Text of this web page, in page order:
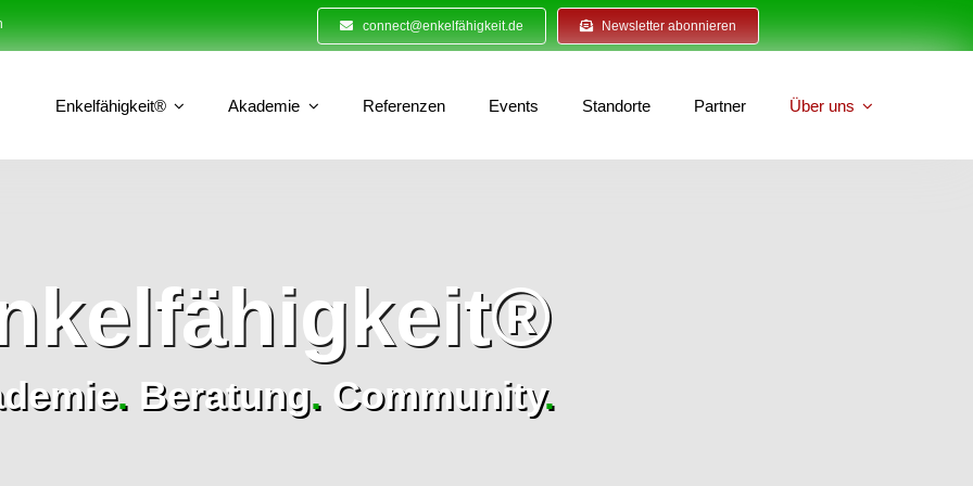
connect@enkelfähigkeit.de Newsletter abonnieren
Enkelfähigkeit® Akademie Referenzen Events Standorte Partner Über uns
.Beratung.Community.